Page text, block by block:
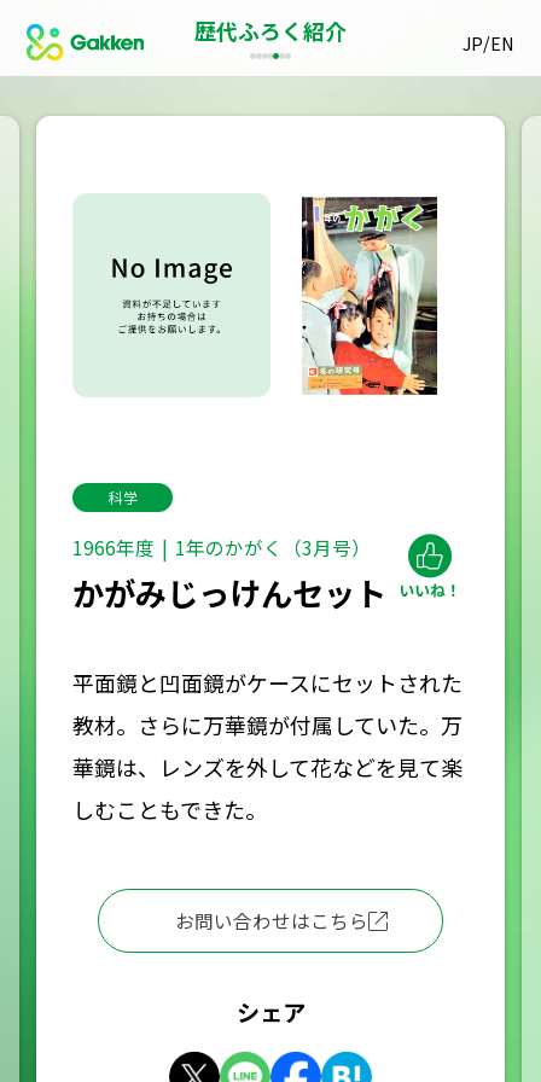
JP/EN
歴代ふろく紹介
科学
1966年度 1年のかがく（3月号）
かがみじっけんセット
平面鏡と凹面鏡がケースにセットされた
教材。さらに万華鏡が付属していた。万
華鏡は、レンズを外して花などを見て楽
しむこともできた。
お問い合わせはこちら
シェア